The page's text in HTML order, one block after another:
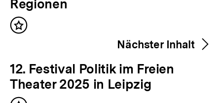
h
e
r
g
e
r
Regionen
Inhalt
Nächster Inhalt
N
ä
c
12. Festival Politik im Freien
Theater 2025 in Leipzig